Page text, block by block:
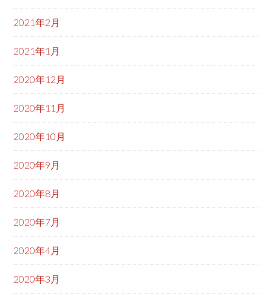
2021年2月
2021年1月
2020年12月
2020年11月
2020年10月
2020年9月
2020年8月
2020年7月
2020年4月
2020年3月